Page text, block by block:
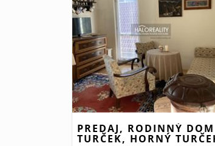
PREDAJ, RODINNÝ DOM
TURČEK, HORNÝ